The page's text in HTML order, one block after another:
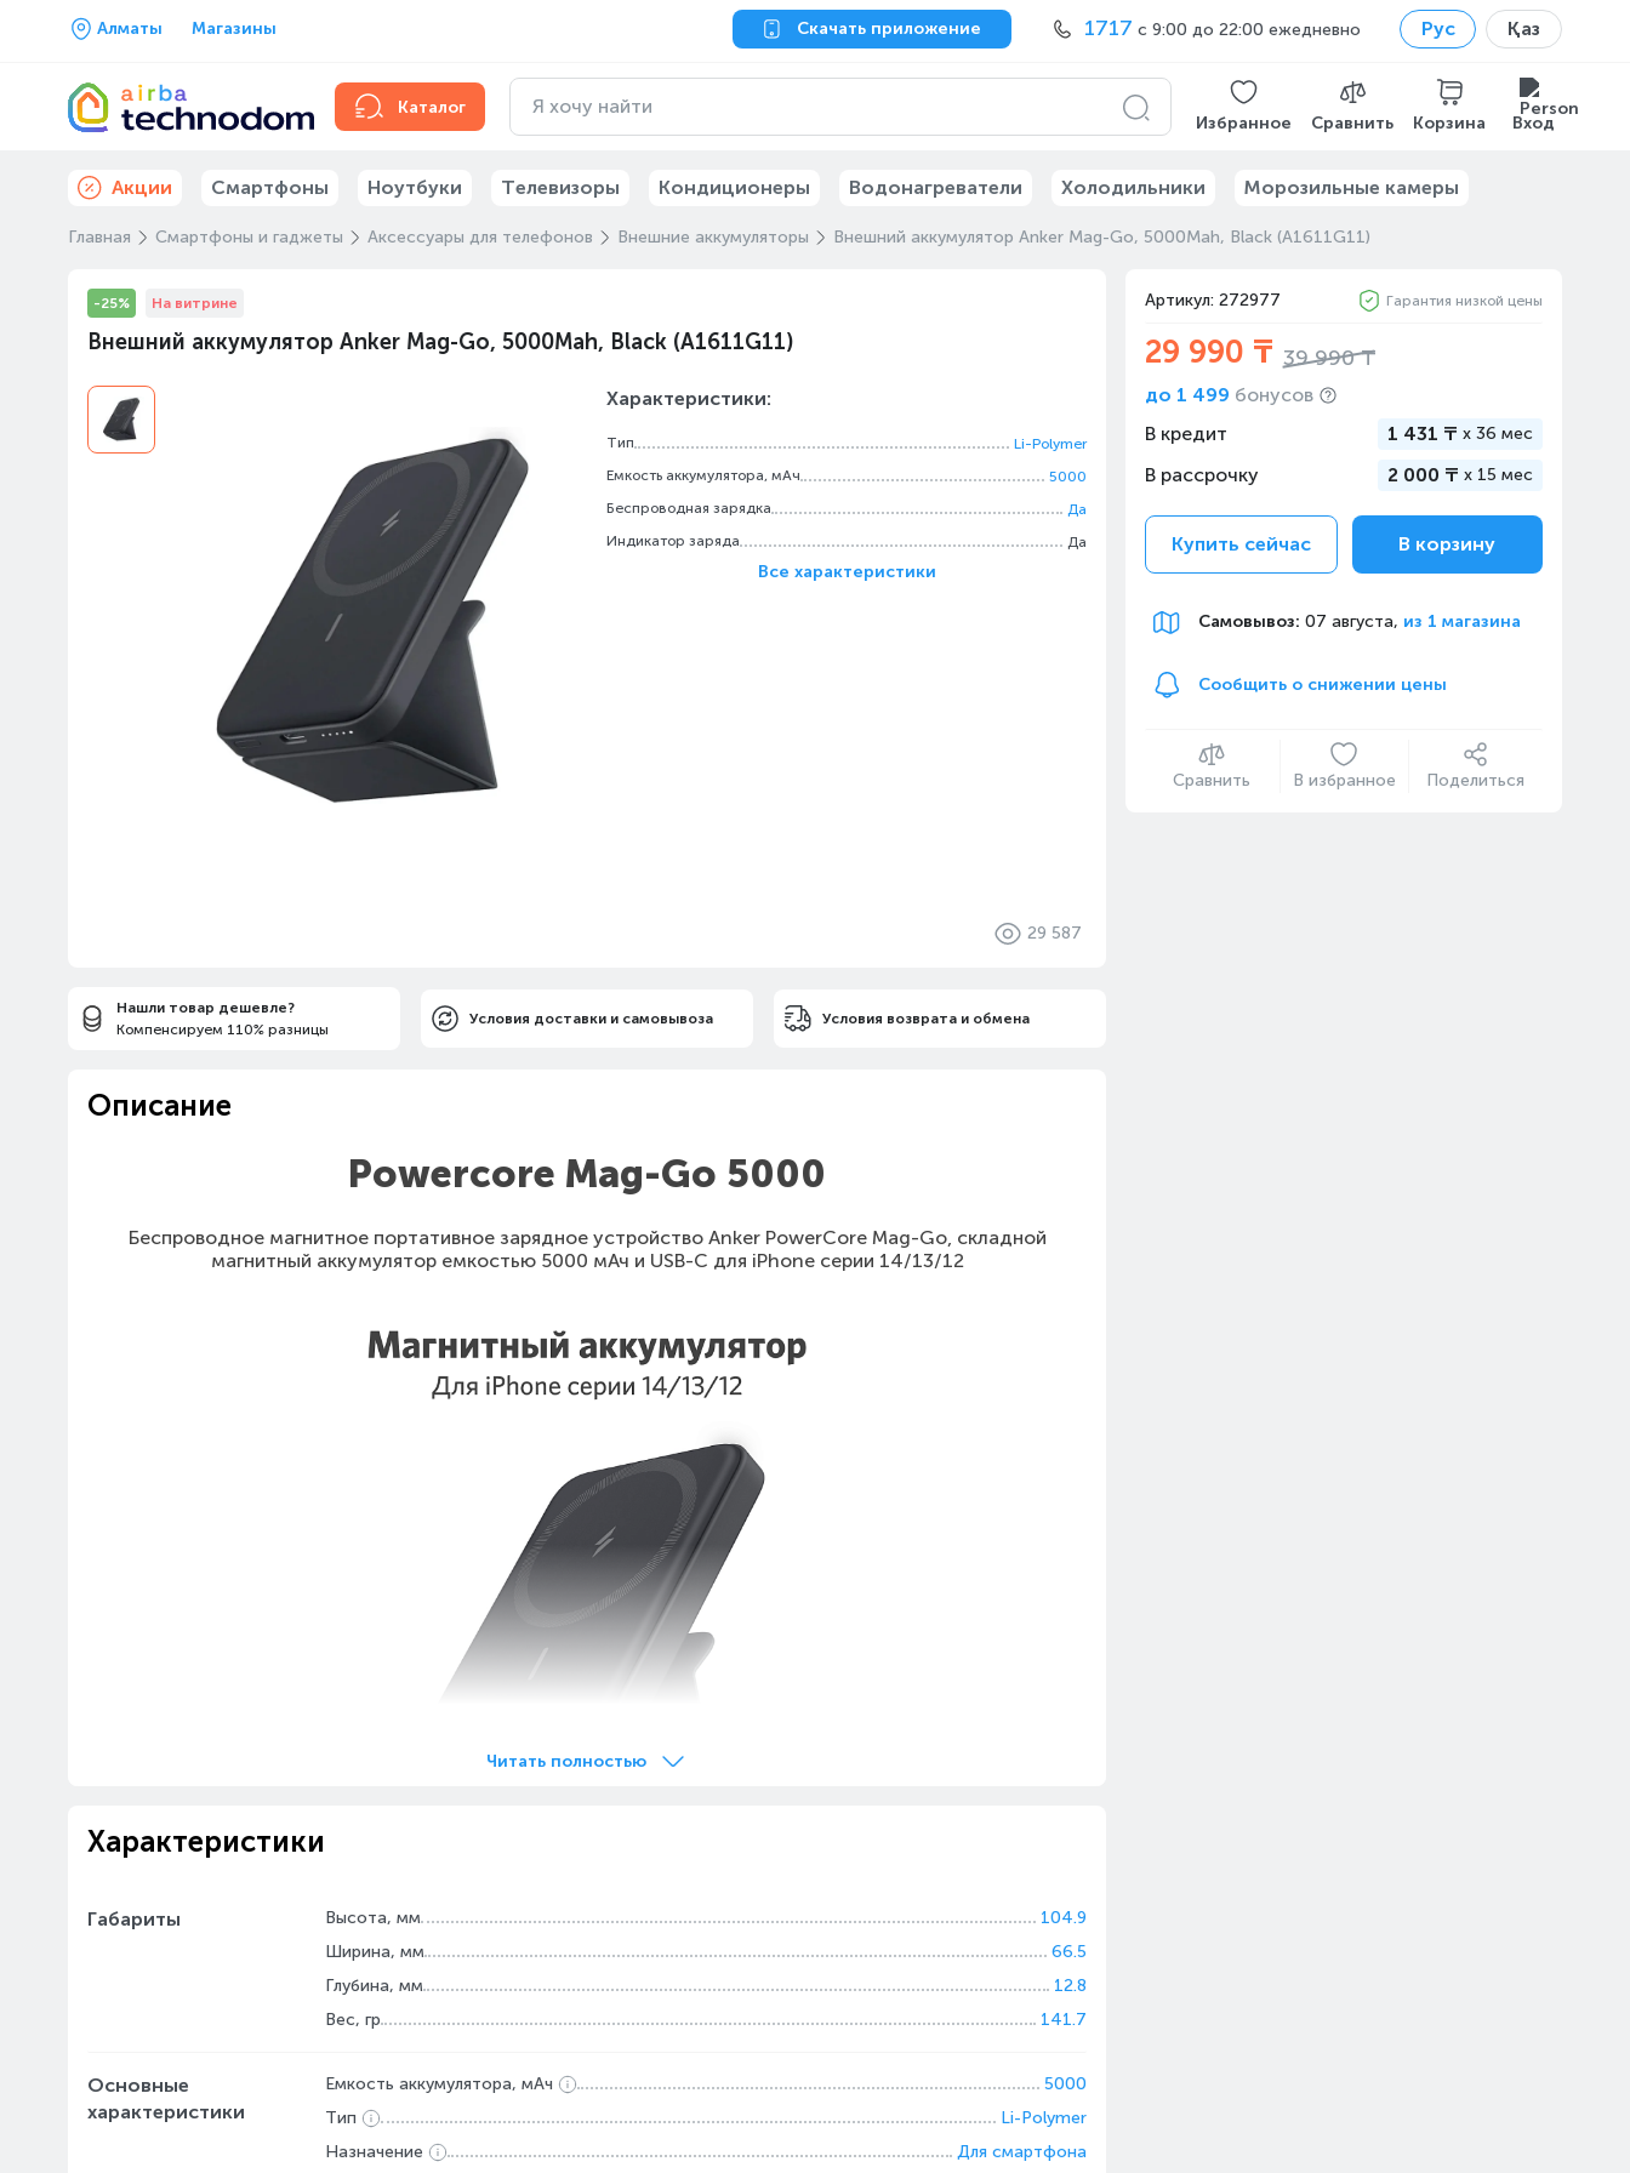
Алматы Магазины Скачать приложение 1717 с 9:00 до 22:00 ежедневно Рус Қаз
Каталог
Избранное Сравнить Корзина Вход
Акции Смартфоны Ноутбуки Телевизоры Кондиционеры Водонагреватели Холодильники Морозильные камеры
Главная Смартфоны и гаджеты Аксессуары для телефонов Внешние аккумуляторы Внешний аккумулятор Anker Mag-Go, 5000Mah, Black (A1611G11)
-25% На витрине
Внешний аккумулятор Anker Mag-Go, 5000Mah, Black (A1611G11)
Характеристики:
Тип
Li-Polymer
Емкость аккумулятора, мАч
5000
Беспроводная зарядка
Да
Индикатор заряда
Да
Все характеристики
29 587
Артикул: 272977 Гарантия низкой цены
29 990 ₸ 39 990 ₸
до 1 499 бонусов
В кредит
1 431 ₸ x 36 мес
В рассрочку 2 000 ₸ x 15 мес
Купить сейчас В корзину
Самовывоз: 07 августа, из 1 магазина
Сообщить о снижении цены
Сравнить В избранное Поделиться
Нашли товар дешевле?
Компенсируем 110% разницы
Условия доставки и самовывоза Условия возврата и обмена
Описание
Powercore Mag-Go 5000
Беспроводное магнитное портативное зарядное устройство Anker PowerCore Mag-Go, складной
магнитный аккумулятор емкостью 5000 мАч и USB-C для iPhone серии 14/13/12
Читать полностью
Характеристики
Габариты Высота, мм
104.9
Ширина, мм
66.5
Глубина, мм
12.8
Вес, гр
141.7
Основные
характеристики
Емкость аккумулятора, мАч
5000
Тип
Li-Polymer
Назначение
Для смартфона